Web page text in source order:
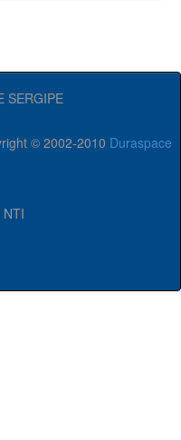
SERGIPE
© 2002-2010 Duraspace